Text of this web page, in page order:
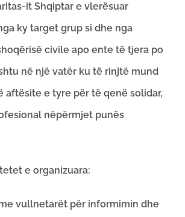
it Shqiptar e vlerësuar
ky target grup si dhe nga
civile apo ente të tjera po
në një vatër ku të rinjtë mund
aftësite e tyre për të qenë solidar,
nëpërmjet punës
e organizuara:
vullnetarët për informimin dhe